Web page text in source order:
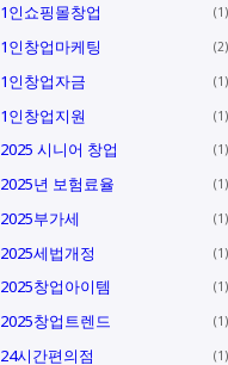
1인쇼핑몰창업 1
1인창업마케팅 2
1인창업자금 1
1인창업지원 1
2025 시니어 창업 1
2025년 보험료율 1
2025부가세 1
2025세법개정 1
2025창업아이템 1
2025창업트렌드 1
24시간편의점 1